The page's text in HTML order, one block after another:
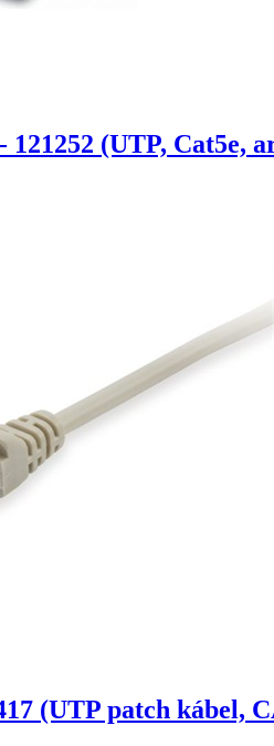
121252 (UTP, Cat5e,
(UTP patch kábel,